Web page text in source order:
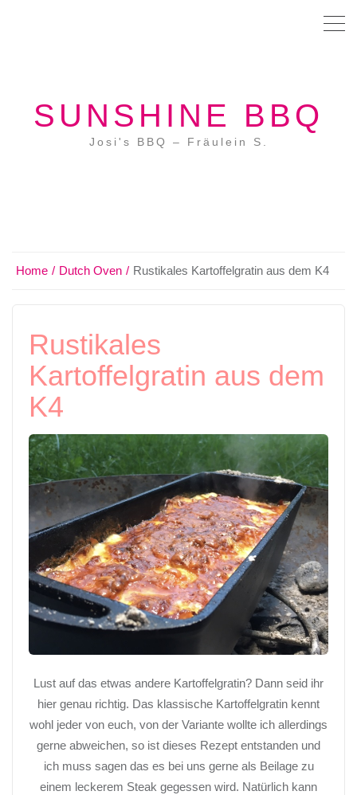
SUNSHINE BBQ
Josi's BBQ – Fräulein S.
Home Dutch Oven Rustikales Kartoffelgratin aus dem K4
Rustikales
Kartoffelgratin aus dem
K4
Lust auf das etwas andere Kartoffelgratin? Dann seid ihr
hier genau richtig. Das klassische Kartoffelgratin kennt
wohl jeder von euch, von der Variante wollte ich allerdings
gerne abweichen, so ist dieses Rezept entstanden und
ich muss sagen das es bei uns gerne als Beilage zu
einem leckerem Steak gegessen wird. Natürlich kann